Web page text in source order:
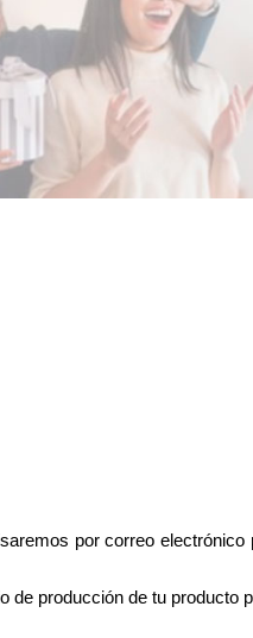
por correo electrónico
de producción de tu producto